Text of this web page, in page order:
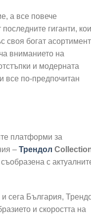
а все повече
гиганти,
своя богат
вниманието на
и модерната
все по-предпочитан
платформи за
– Трендол
с
сега България,
и скоростта на